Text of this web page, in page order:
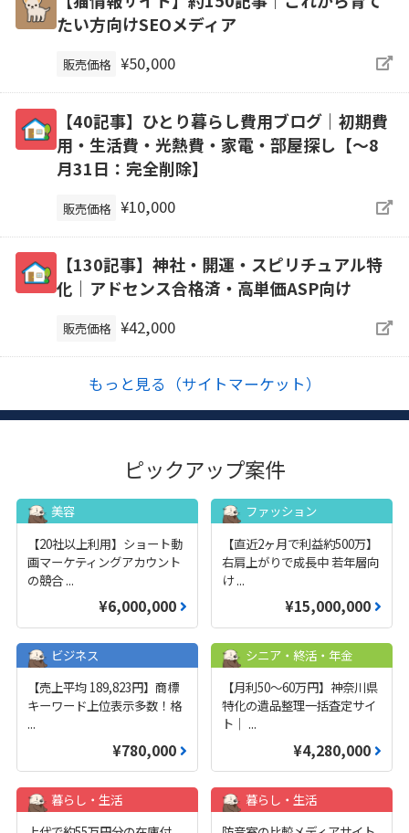
たい方向けSEOメディア
販売価格 ¥50,000
【40記事】ひとり暮らし費用ブログ｜初期費
用・生活費・光熱費・家電・部屋探し【～8
月31日：完全削除】
販売価格 ¥10,000
【130記事】神社・開運・スピリチュアル特
化｜アドセンス合格済・高単価ASP向け
販売価格 ¥42,000
もっと見る（サイトマーケット）
ピックアップ案件
美容
【20社以上利用】ショート動
画マーケティングアカウント
の競合...
¥6,000,000
ファッション
【直近2ヶ月で利益約500万】
右肩上がりで成長中 若年層向
け...
¥15,000,000
ビジネス
【売上平均 189,823円】商標
キーワード上位表示多数！格
...
¥780,000
シニア・終活・年金
【月利50〜60万円】神奈川県
特化の遺品整理一括査定サイ
ト｜ ...
¥4,280,000
暮らし・生活
暮らし・生活